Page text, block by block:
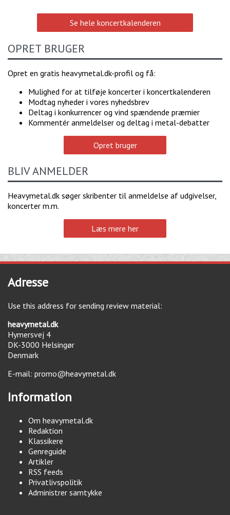
Se hele koncertkalenderen
OPRET BRUGER
Opret en gratis heavymetal.dk-profil og få:
Mulighed for at tilføje koncerter i koncertkalenderen
Modtag nyheder i vores nyhedsbrev
Deltag i konkurrencer og vind spændende præmier
Kommentér anmeldelser og deltag i metal-debatter
Opret bruger
BLIV ANMELDER
Heavymetal.dk søger skribenter til anmeldelse af udgivelser,
koncerter m.m.
Læs mere her
Adresse
Use this address for sending review material:
heavymetal.dk
Hymersvej 4
DK-3000 Helsingør
Denmark
E-mail: promo@heavymetal.dk
Information
Om heavymetal.dk
Redaktion
Klassikere
Genreguide
Artikler
RSS feeds
Privatlivspolitik
Administrer samtykke